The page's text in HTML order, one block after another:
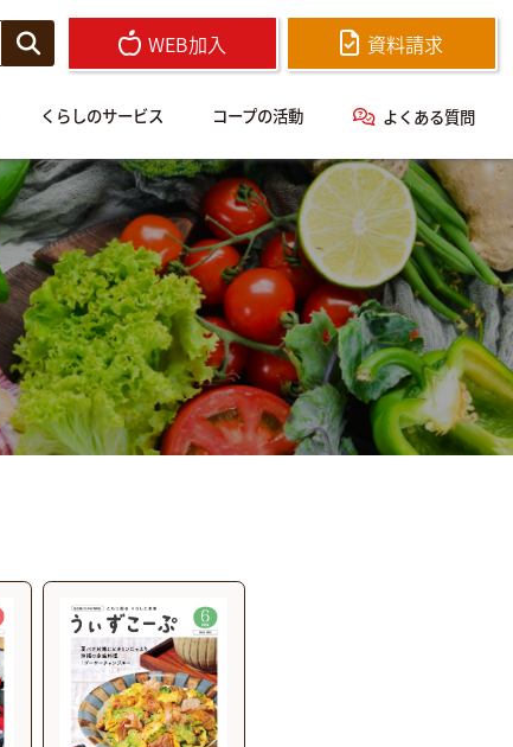
WEB加入 資料請求
くらしのサービス コープの活動 よくある質問